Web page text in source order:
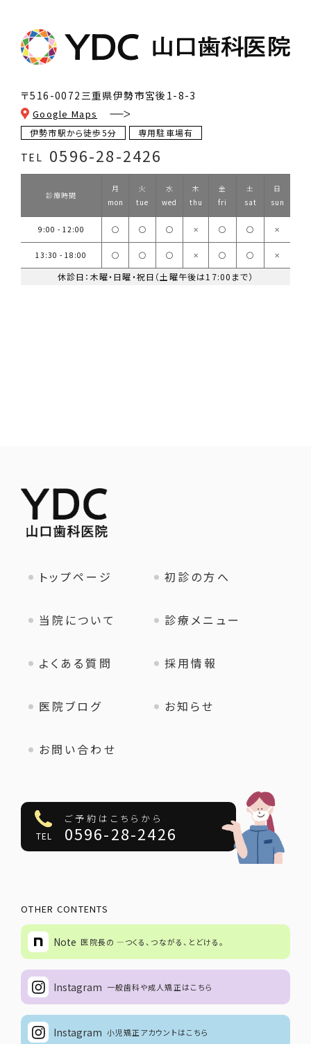
〒516-0072 三重県伊勢市宮後1-8-3
Google Maps
伊勢市駅から徒歩5分 専用駐車場有
TEL 0596-28-2426
診療時間
月
mon
火
tue
水
wed
木
thu
金
fri
土
sat
日
sun
9:00 - 12:00 ◯ ◯ ◯ ✕ ◯ ◯ ✕
13:30 - 18:00 ◯ ◯ ◯ ✕ ◯ ◯ ✕
休診日：木曜・日曜・祝日（土曜午後は17:00まで）
トップページ 初診の方へ
当院について 診療メニュー
よくある質問 採用情報
医院ブログ お知らせ
お問い合わせ
ご予約はこちらから
TEL 0596-28-2426
OTHER CONTENTS
Note 医院長の ―つくる、つながる、とどける。
Instagram 一般歯科や成人矯正はこちら
Instagram 小児矯正アカウントはこちら